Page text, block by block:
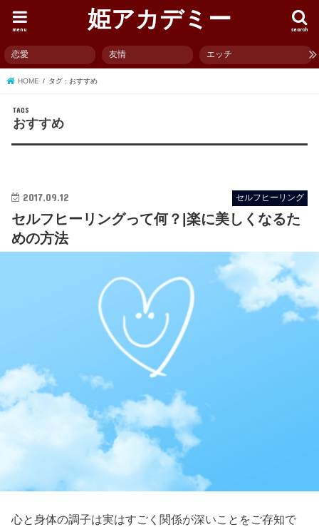
姫アカデミー search
menu
恋愛 友情 エッチ
HOME タグ : おすすめ
おすすめ
2017.09.12 セルフヒーリング
セルフヒーリングって何？|楽に美しくなるた
めの方法
心と身体の調子は実はすごく関係が深いことをご存知で